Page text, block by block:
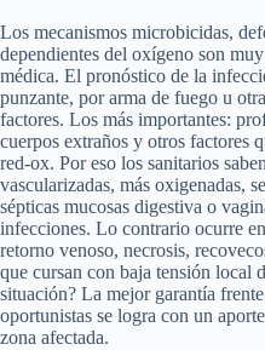
Los mecanismos microbicidas,
dependientes del oxígeno son
médica. El pronóstico de la
punzante, por arma de fuego u
factores. Los más importantes:
cuerpos extraños y otros factores
red-ox. Por eso los sanitarios
vascularizadas, más oxigenadas,
sépticas mucosas digestiva o
infecciones. Lo contrario ocurre
retorno venoso, necrosis,
que cursan con baja tensión local
situación? La mejor garantía
oportunistas se logra con un
zona afectada.